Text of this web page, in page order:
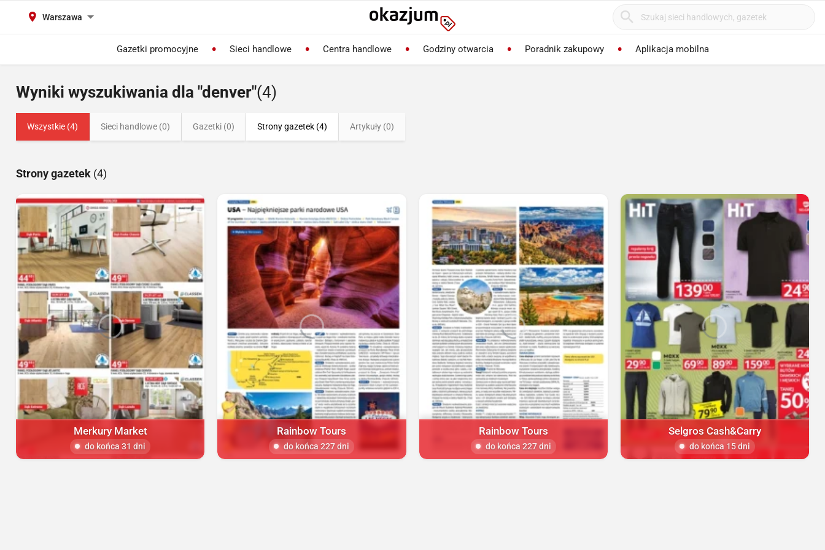
Warszawa
Gazetki promocyjne Sieci handlowe Centra handlowe Godziny otwarcia Poradnik zakupowy Aplikacja mobilna
Wyniki wyszukiwania dla "denver"(4)
Wszystkie (4) Sieci handlowe (0) Gazetki (0) Strony gazetek (4) Artykuły (0)
Strony gazetek (4)
Merkury Market
do końca 31 dni
Rainbow Tours
do końca 227 dni
Rainbow Tours
do końca 227 dni
Selgros Cash&Carry
do końca 15 dni